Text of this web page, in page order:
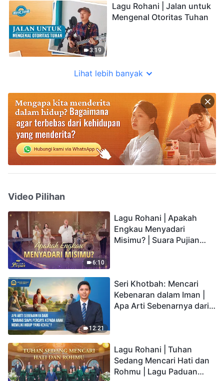
3:19
Lagu Rohani | Jalan untuk
Mengenal Otoritas Tuhan
Lihat lebih banyak
Video Pilihan
6:10
Lagu Rohani | Apakah
Engkau Menyadari
Misimu? | Suara Pujian
12:21
Seri Khotbah: Mencari
Kebenaran dalam Iman |
Apa Arti Sebenarnya dari
Lagu Rohani | Tuhan
Sedang Mencari Hati dan
Rohmu | Lagu Paduan